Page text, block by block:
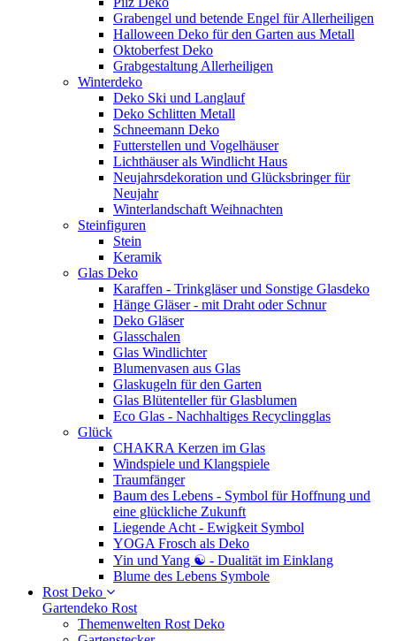
Grabengel und betende Engel für Allerheiligen
Halloween Deko für den Garten aus Metall
Oktoberfest Deko
Grabgestaltung Allerheiligen
Winterdeko
Deko Ski und Langlauf
Deko Schlitten Metall
Schneemann Deko
Futterstellen und Vogelhäuser
Lichthäuser als Windlicht Haus
Neujahrsdekoration und Glücksbringer für
Neujahr
Winterlandschaft Weihnachten
Steinfiguren
Stein
Keramik
Glas Deko
Karaffen - Trinkgläser und Sonstige Glasdeko
Hänge Gläser - mit Draht oder Schnur
Deko Gläser
Glasschalen
Glas Windlichter
Blumenvasen aus Glas
Glaskugeln für den Garten
Glas Blütenteller für Glasblumen
Eco Glas - Nachhaltiges Recyclingglas
Glück
CHAKRA Kerzen im Glas
Windspiele und Klangspiele
Traumfänger
Baum des Lebens - Symbol für Hoffnung und
eine glückliche Zukunft
Liegende Acht - Ewigkeit Symbol
YOGA Frosch als Deko
Yin und Yang ☯ - Dualität im Einklang
Blume des Lebens Symbole
Rost Deko
Gartendeko Rost
Themenwelten Rost Deko